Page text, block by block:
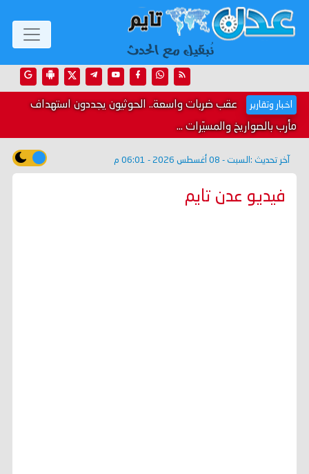
اخبار وتقارير عقب ضربات واسعة.. الحوثيون يجددون استهداف
مأرب بالصواريخ والمسيّرات ...
آخر تحديث : السبت - 08 أغسطس 2026 - 06:01 م
فيديو عدن تايم